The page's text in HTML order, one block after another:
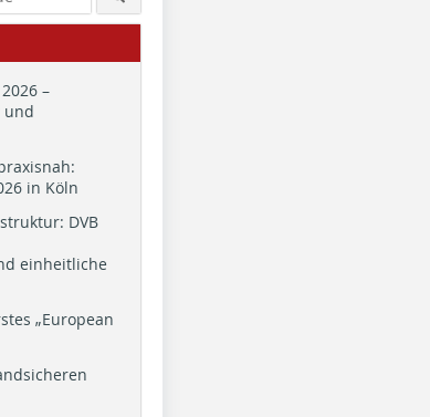
–
und
in Köln
DVB
einheitliche
„European